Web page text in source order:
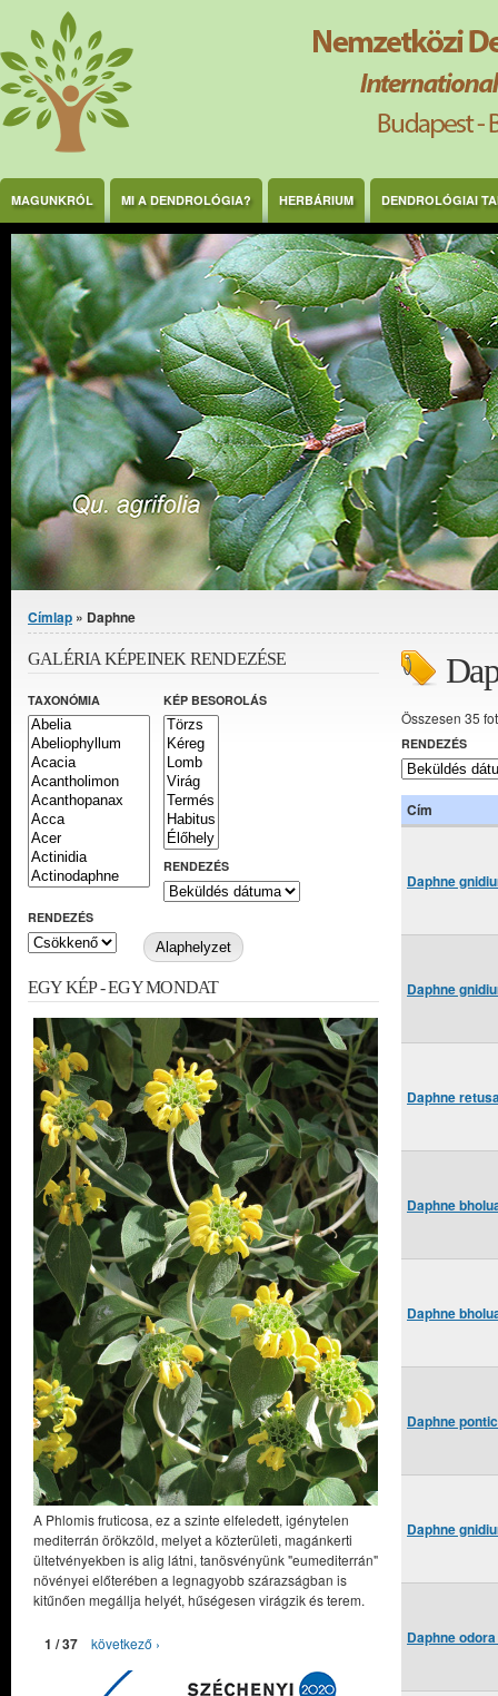
Ugrás a tartalomra
MAGUNKRÓL MI A DENDROLÓGIA? HERBÁRIUM DENDROLÓGIAI
Jelenlegi hely
Címlap » Daphne
Összesen 35
RENDEZÉS
Cím
Daphne
Daphne
Daphne
Daphne
Daphne
Daphne
Daphne
Daphne
GALÉRIA KÉPEINEK RENDEZÉSE
TAXONÓMIA KÉP BESOROLÁS
RENDEZÉS
RENDEZÉS
EGY KÉP - EGY MONDAT
A Phlomis fruticosa, ez a szinte elfeledett, igénytelen
mediterrán örökzöld, melyet a közterületi, magánkerti
ültetvényekben is alig látni, tanösvényünk "eumediterrán"
növényei előterében a legnagyobb szárazságban is
kitűnően megállja helyét, hűségesen virágzik és terem.
1 / 37 következő ›